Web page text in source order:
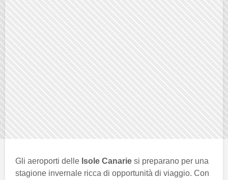
Gli aeroporti delle Isole Canarie si preparano per una
stagione invernale ricca di opportunità di viaggio. Con